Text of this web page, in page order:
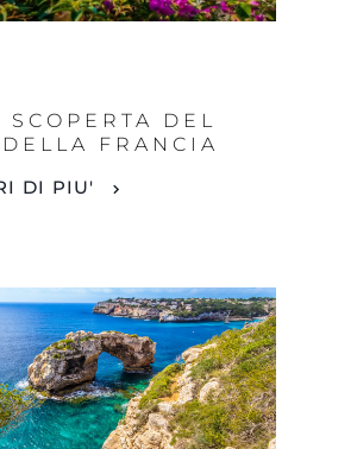
SCOPERTA DEL
FRANCIA
DI PIU'